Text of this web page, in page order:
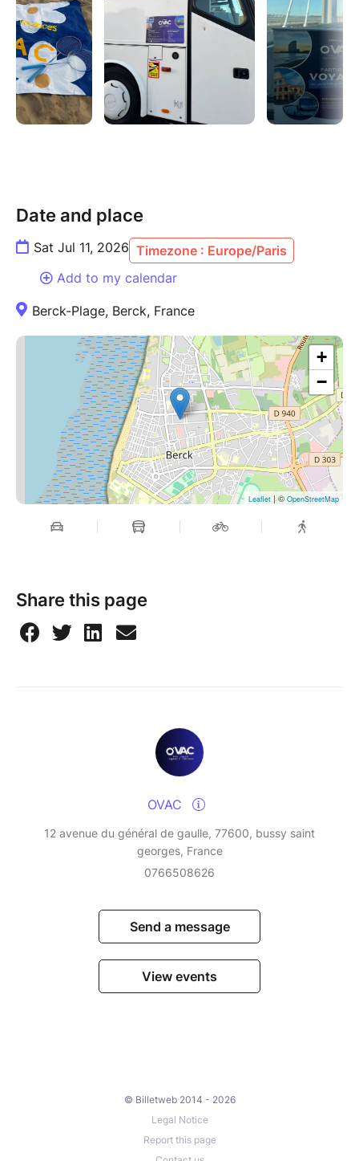
Date and place
Sat Jul 11, 2026 Timezone : Europe/Paris
Add to my calendar
Berck-Plage, Berck, France
+
−
Leaflet | © OpenStreetMap
Share this page
OVAC
12 avenue du général de gaulle, 77600, bussy saint
georges, France
0766508626
Send a message
View events
© Billetweb 2014 - 2026
Legal Notice
Report this page